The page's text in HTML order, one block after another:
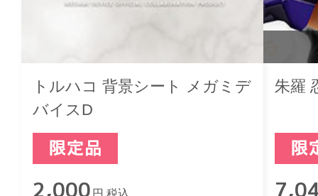
トルハコ 背景シート メガミデ
バイスD
2,000 円 税込
朱羅